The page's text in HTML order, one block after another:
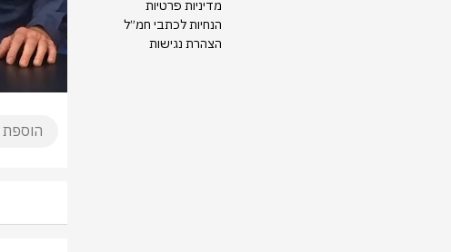
מדיניות פרטיות
הנחיות לכתבי חמ״ל
הצהרת נגישות